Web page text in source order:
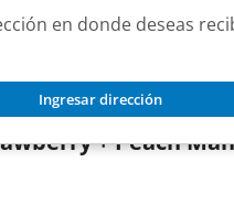
en donde deseas
Ingresar dirección
Minis Bálsamo
+ Peach